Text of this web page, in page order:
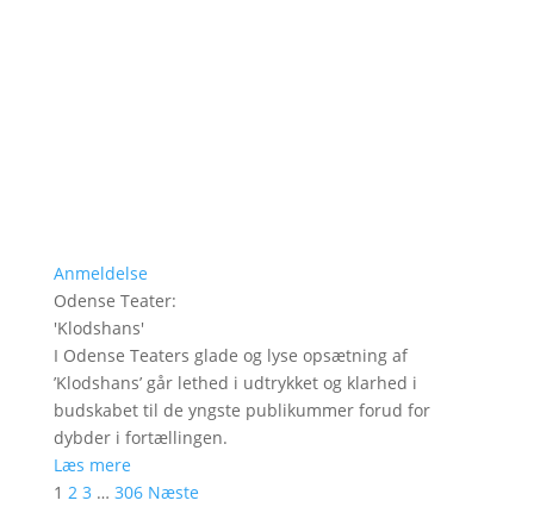
Anmeldelse
Odense Teater:
'Klodshans'
I Odense Teaters glade og lyse opsætning af
’Klodshans’ går lethed i udtrykket og klarhed i
budskabet til de yngste publikummer forud for
dybder i fortællingen.
Læs mere
1 2 3 … 306 Næste